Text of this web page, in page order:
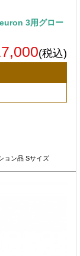
3用グロー
(税込)
ョン品 Sサイズ